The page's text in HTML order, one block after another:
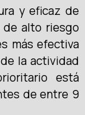
y eficaz de
de alto riesgo
más efectiva
la actividad
está
de entre 9